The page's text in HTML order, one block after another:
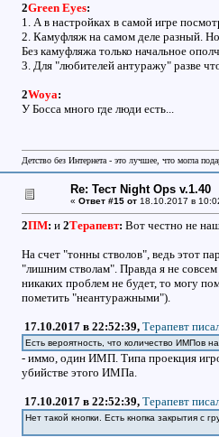
2Green Eyes:
1. А в настройках в самой игре
2. Камуфляж на самом деле разный.
Без камуфляжа только начальное
3. Для "любителей антуражу" разве
2Woya:
У Босса много где люди есть...
Детство без Интернета - это лучшее, что могла
Re: Тест Night Ops v.1.40
« Ответ #15 от18.10.2017 в
2ПМ: и 2Терапевт: Вот честно не
На счет "тонны стволов", ведь этот
"лишним стволам". Правда я не совсем
никаких проблем не будет, то могу
пометить "неантуражными").
17.10.2017 в 22:52:39, Терапевт
Есть вероятность, что количество ИМПов
- иммо, один ИМП. Типа проекция
убийстве этого ИМПа.
17.10.2017 в 22:52:39, Терапевт
Нет такой кнопки. Есть кнопка закрытия с